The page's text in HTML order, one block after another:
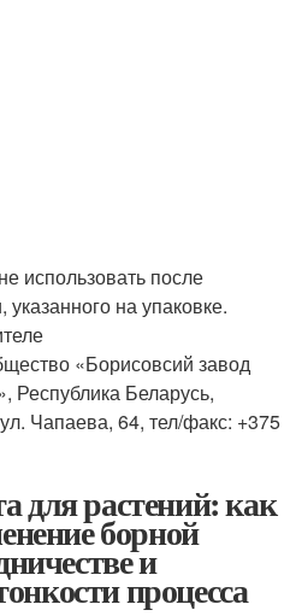
использовать после
указанного на упаковке.
«Борисовсий завод
Республика Беларусь,
Чапаева, 64, тел/факс: +375
растений: как
борной
и
процесса